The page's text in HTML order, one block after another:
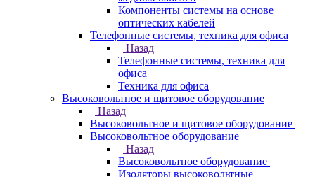
Компоненты системы на основе
оптических кабелей
Телефонные системы, техника для офиса
Назад
Телефонные системы, техника для
офиса
Техника для офиса
Высоковольтное и щитовое оборудование
Назад
Высоковольтное и щитовое оборудование
Высоковольтное оборудование
Назад
Высоковольтное оборудование
Изоляторы высоковольтные